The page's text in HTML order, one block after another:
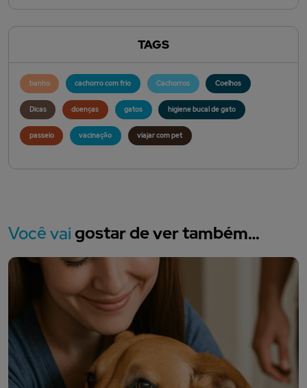
TAGS
banho cachorro com frio Cachorros Coelhos
Dicas doenças gatos higiene bucal de gato
passeio vacinação viajar com pet
Você vaigostar de ver também…